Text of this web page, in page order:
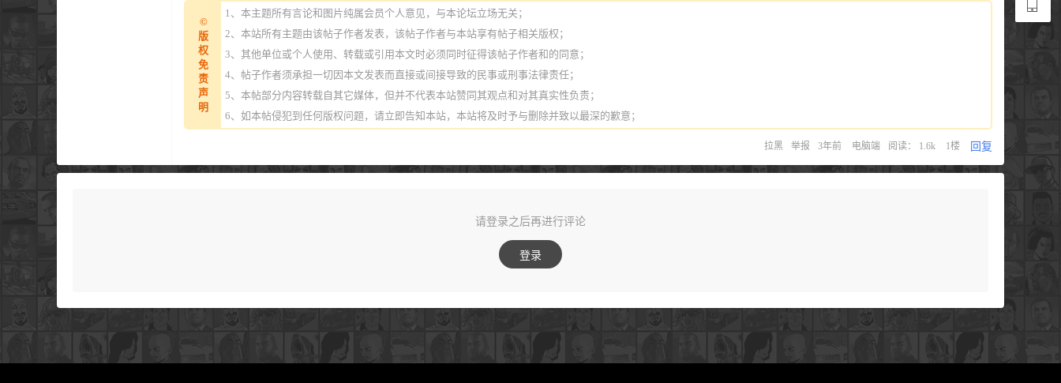
©
版
权
免
责
声
明
1、本主题所有言论和图片纯属会员个人意见，与本论坛立场无关；
2、本站所有主题由该帖子作者发表，该帖子作者与本站享有帖子相关版权；
3、其他单位或个人使用、转载或引用本文时必须同时征得该帖子作者和的同意；
4、帖子作者须承担一切因本文发表而直接或间接导致的民事或刑事法律责任；
5、本帖部分内容转载自其它媒体，但并不代表本站赞同其观点和对其真实性负责；
6、如本帖侵犯到任何版权问题，请立即告知本站，本站将及时予与删除并致以最深的歉意；
拉黑 举报 3年前 电脑端 阅读： 1.6k 1楼 回复
请登录之后再进行评论
登录